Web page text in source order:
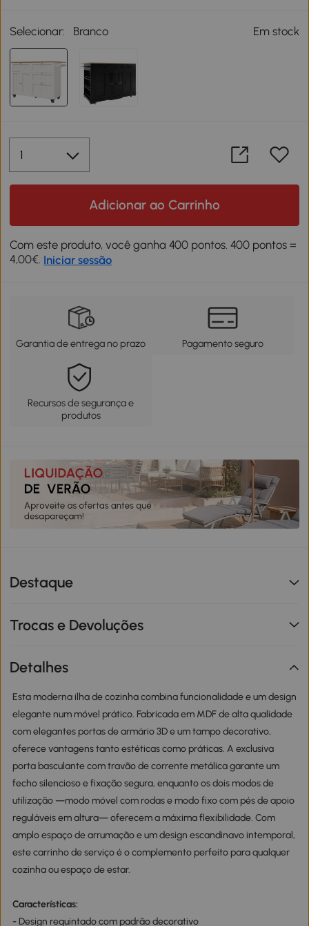
Selecionar: Branco Em stock
Adicionar ao Carrinho
Com este produto, você ganha 400 pontos. 400 pontos =
4,00€. Iniciar sessão
Garantia de entrega no prazo Pagamento seguro
Recursos de segurança e
produtos
Destaque
Trocas e Devoluções
Detalhes
Esta moderna ilha de cozinha combina funcionalidade e um design
elegante num móvel prático. Fabricada em MDF de alta qualidade
com elegantes portas de armário 3D e um tampo decorativo,
oferece vantagens tanto estéticas como práticas. A exclusiva
porta basculante com travão de corrente metálica garante um
fecho silencioso e fixação segura, enquanto os dois modos de
utilização —modo móvel com rodas e modo fixo com pés de apoio
reguláveis em altura— oferecem a máxima flexibilidade. Com
amplo espaço de arrumação e um design escandinavo intemporal,
este carrinho de serviço é o complemento perfeito para qualquer
cozinha ou espaço de estar.
Características:
- Design requintado com padrão decorativo